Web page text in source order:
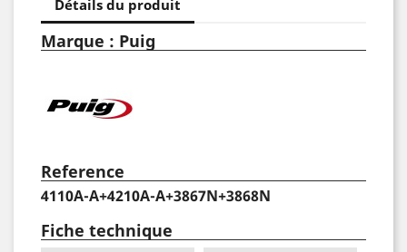
Détails du produit
Marque : Puig
Reference
4110A-A+4210A-A+3867N+3868N
Fiche technique